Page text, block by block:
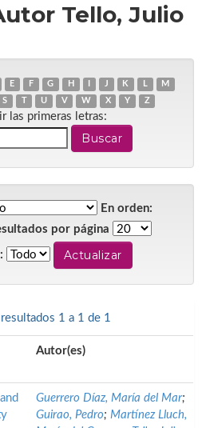
Tello, Julio
E F G H J K L
M
S U V W X Y Z
las primeras letras:
En orden:
por página
1 a 1 de 1
Autor(es)
Guerrero Díaz, María del Mar;
Guirao, Pedro; Martínez Lluch,